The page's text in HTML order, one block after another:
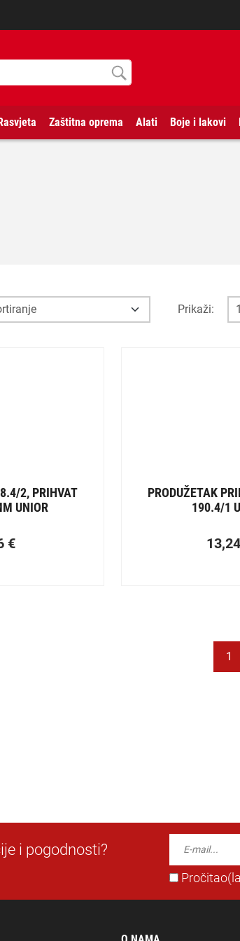
Rasvjeta Zaštitna oprema Alati Boje i lakovi
Prikaži:
2, PRIHVAT
UNIOR
€
PRODUŽETAK
190.4/1
13,24
1
i pogodnosti?